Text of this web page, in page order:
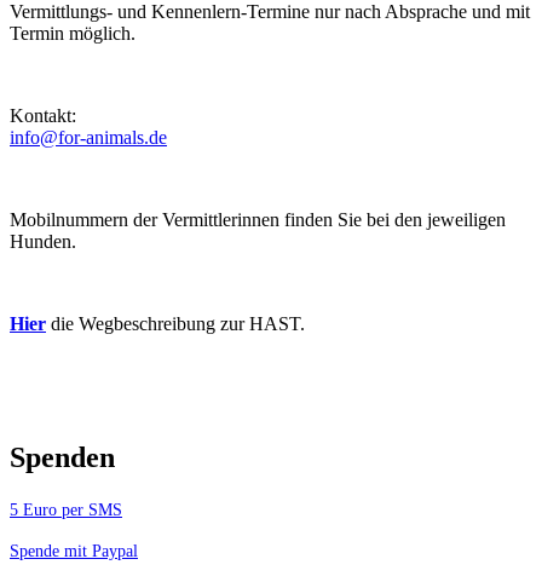
Vermittlungs- und Kennenlern-Termine nur nach Absprache und mit
Termin möglich.
Kontakt:
info@for-animals.de
Mobilnummern der Vermittlerinnen finden Sie bei den jeweiligen
Hunden.
Hier die Wegbeschreibung zur HAST.
Spenden
5 Euro per SMS
Spende mit Paypal